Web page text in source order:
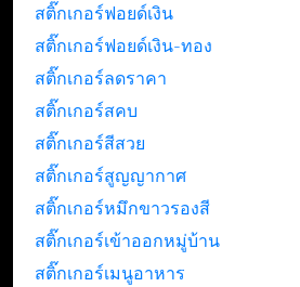
สติ๊กเกอร์ฟอยด์เงิน
สติ๊กเกอร์ฟอยด์เงิน-ทอง
สติ๊กเกอร์ลดราคา
สติ๊กเกอร์สคบ
สติ๊กเกอร์สีสวย
สติ๊กเกอร์สูญญากาศ
สติ๊กเกอร์หมึกขาวรองสี
สติ๊กเกอร์เข้าออกหมู่บ้าน
สติ๊กเกอร์เมนูอาหาร